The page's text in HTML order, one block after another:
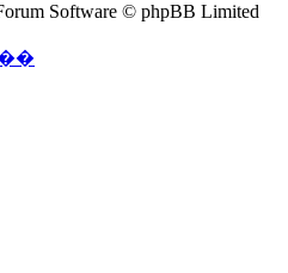
Software © phpBB Limited